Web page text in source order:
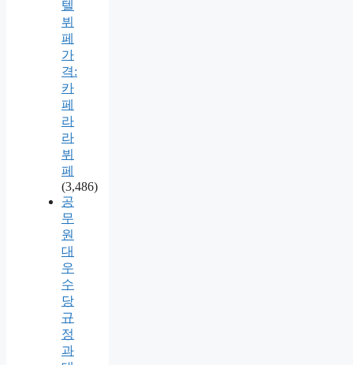
텔
뷔
페
가
격:
카
페
라
라
뷔
페
(3,486)
공
무
원
대
우
수
당
규
정
과